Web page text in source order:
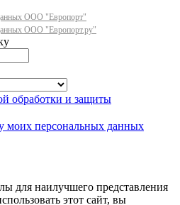
ООО "Европорт"
ООО "Европорт.ру"
обработки и защиты
моих персональных данных
для наилучшего представления
этот сайт, вы